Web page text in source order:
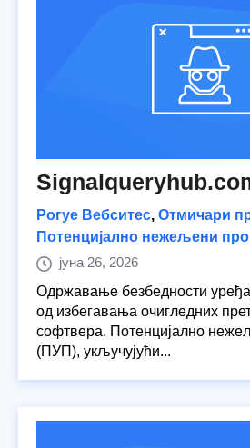
Рогуе Вебситес, Отмичари
Потенцијално нежељени
јуна 26, 2026
Одржавање безбедности
од избегавања очигледних
софтвера. Потенцијално
(ПУП), укључујући...